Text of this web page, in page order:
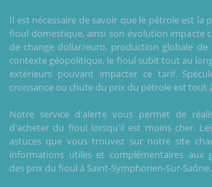
Il est nécessaire de savoir que le pétrole est la
fioul domestique, ainsi son évolution impacte
de change dollar/euro, production globale
contexte géopolitique, le fioul subit tout au
extérieurs pouvant impacter ce tarif.
croissance ou chute du prix du pétrole est tout
Notre service d'alerte vous permet de
d'acheter du fioul lorsqu'il est moins cher.
astuces que vous trouvez sur notre site
informations utiles et complémentaires aux
des prix du fioul à Saint-Symphorien-Sur-Saône.